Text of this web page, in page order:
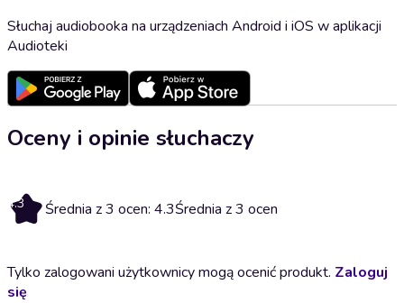
Słuchaj audiobooka na urządzeniach Android i iOS w aplikacji
Audioteki
Oceny i opinie słuchaczy
4.3 Średnia z 3 ocen: 4.3Średnia z 3 ocen
Tylko zalogowani użytkownicy mogą ocenić produkt. Zaloguj
się